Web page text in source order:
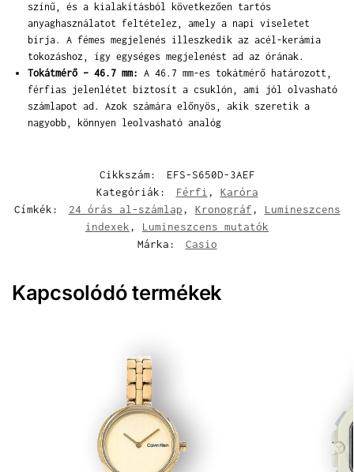
színű, és a kialakításból következően tartós
anyaghasználatot feltételez, amely a napi viseletet
bírja. A fémes megjelenés illeszkedik az acél-kerámia
tokozáshoz, így egységes megjelenést ad az órának.
Tokátmérő – 46.7 mm: A 46.7 mm-es tokátmérő határozott,
férfias jelenlétet biztosít a csuklón, ami jól olvasható
számlapot ad. Azok számára előnyös, akik szeretik a
nagyobb, könnyen leolvasható analóg
Cikkszám:
EFS-S650D-3AEF
Kategóriák:
Férfi , Karóra
Címkék:
24 órás al-számlap, Kronográf, Lumineszcens
indexek, Lumineszcens mutatók
Márka:
Casio
Kapcsolódó termékek